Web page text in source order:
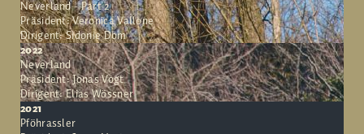
Neverland - Part 2
Präsident: Veronica Vallone
Dirigent: Sidonie Dom
2022
Neverland
Präsident: Jonas Vogt
Dirigent: Elias Wössner
2021
Pföhrassler